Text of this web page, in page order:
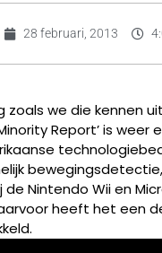
28 februari, 2013
we die kennen
Report’ is weer
Nintendo Wii en
heeft het een